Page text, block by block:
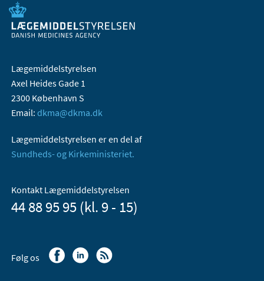
Lægemiddelstyrelsen
Axel Heides Gade 1
2300 København S
Email: dkma@dkma.dk
Lægemiddelstyrelsen er en del af
Sundheds- og Kirkeministeriet.
Kontakt Lægemiddelstyrelsen
44 88 95 95 (kl. 9 - 15)
Følg os